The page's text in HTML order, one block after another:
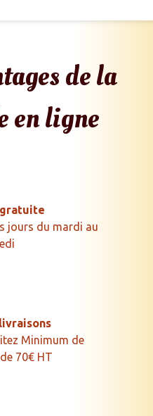
de la
en ligne
jours du mardi au
Minimum de
70€ HT